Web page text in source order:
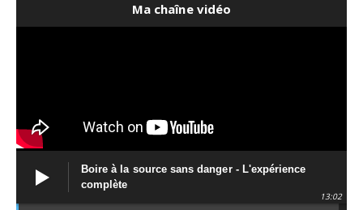
Ma chaîne vidéo
Boire à la source sans danger - L'expérience
complète
13:02